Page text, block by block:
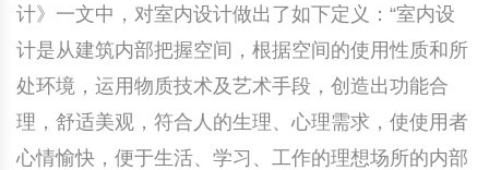
计》一文中，对室内设计做出了如下定义：“室内设
计是从建筑内部把握空间，根据空间的使用性质和所
处环境，运用物质技术及艺术手段，创造出功能合
理，舒适美观，符合人的生理、心理需求，使使用者
心情愉快，便于生活、学习、工作的理想场所的内部